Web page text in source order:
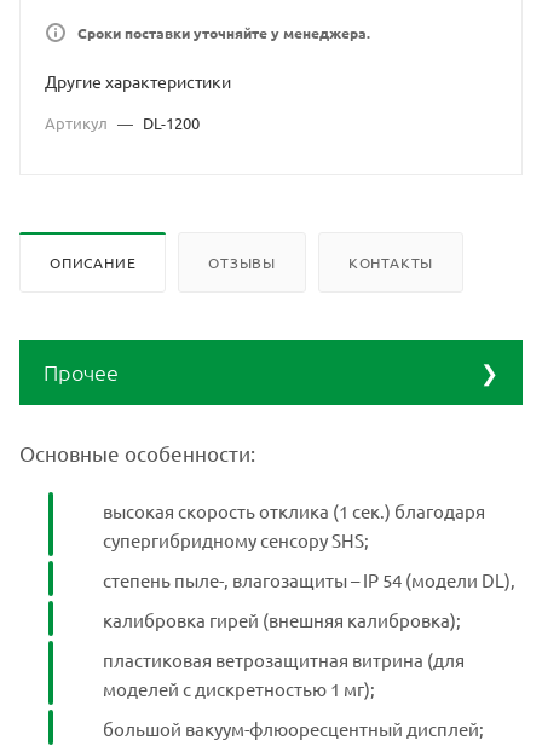
Сроки поставки уточняйте у менеджера.
Другие характеристики
Артикул — DL-1200
ОПИСАНИЕ ОТЗЫВЫ КОНТАКТЫ
Прочее
Наименование
серии DL
Производство Ю.Корея
В ПРАЙСЕ
Срок поставки
при отсутствии
продукции на складах ‒
14 рабочих дней
Габаритные
размеры весов
193х262,5х84,5 мм
Основные особенности:
высокая скорость отклика (1 сек.) благодаря
супергибридному сенсору SHS;
степень пыле-, влагозащиты – IP 54 (модели DL),
калибровка гирей (внешняя калибровка);
пластиковая ветрозащитная витрина (для
моделей с дискретностью 1 мг);
большой вакуум-флюоресцентный дисплей;